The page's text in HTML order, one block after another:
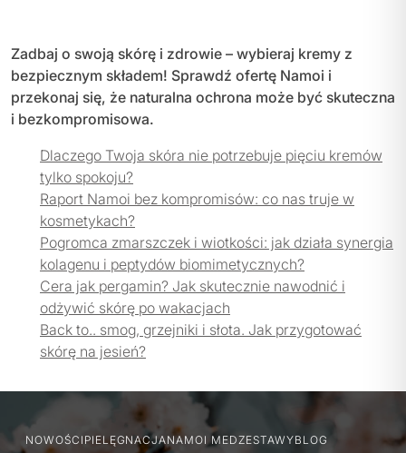
Zadbaj o swoją skórę i zdrowie – wybieraj kremy z
bezpiecznym składem! Sprawdź ofertę Namoi i
przekonaj się, że naturalna ochrona może być skuteczna
i bezkompromisowa.
Dlaczego Twoja skóra nie potrzebuje pięciu kremów
tylko spokoju?
Raport Namoi bez kompromisów: co nas truje w
kosmetykach?
Pogromca zmarszczek i wiotkości: jak działa synergia
kolagenu i peptydów biomimetycznych?
Cera jak pergamin? Jak skutecznie nawodnić i
odżywić skórę po wakacjach
Back to.. smog, grzejniki i słota. Jak przygotować
skórę na jesień?
NOWOŚCI PIELĘGNACJANAMOI MEDZESTAWYBLOG